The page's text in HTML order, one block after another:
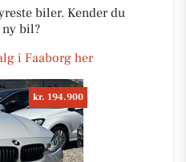
biler. Kender du
bil?
i Faaborg her
kr. 194.900